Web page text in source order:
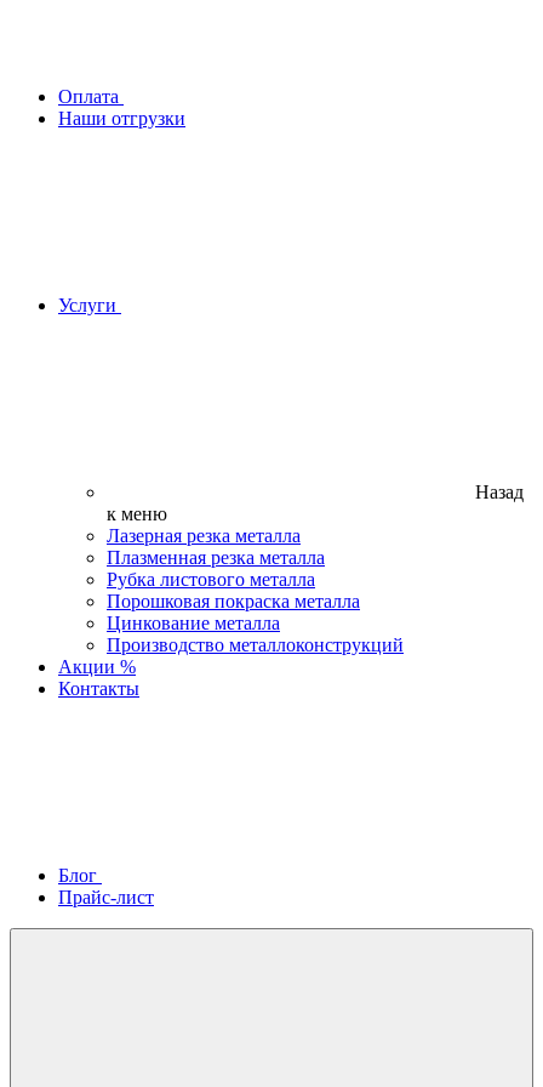
Оплата
Наши отгрузки
Услуги
Назад
к меню
Лазерная резка металла
Плазменная резка металла
Рубка листового металла
Порошковая покраска металла
Цинкование металла
Производство металлоконструкций
Акции %
Контакты
Блог
Прайс-лист